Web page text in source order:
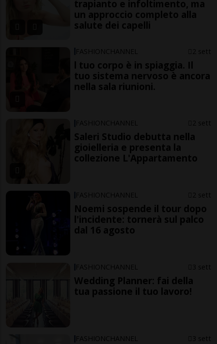
trapianto e infoltimento, ma
un approccio completo alla
salute dei capelli
FASHIONCHANNEL 2 sett
l tuo corpo è in spiaggia. Il
tuo sistema nervoso è ancora
nella sala riunioni.
FASHIONCHANNEL 2 sett
Saleri Studio debutta nella
gioielleria e presenta la
collezione L'Appartamento
FASHIONCHANNEL 2 sett
Noemi sospende il tour dopo
l'incidente: tornerà sul palco
dal 16 agosto
FASHIONCHANNEL 3 sett
Wedding Planner: fai della
tua passione il tuo lavoro!
FASHIONCHANNEL 3 sett